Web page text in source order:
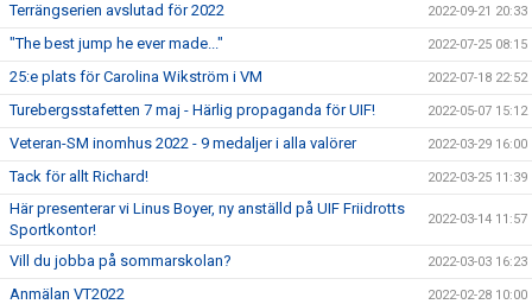
Terrängserien avslutad för 2022 2022-09-21 20:33
"The best jump he ever made..." 2022-07-25 08:15
25:e plats för Carolina Wikström i VM 2022-07-18 22:52
Turebergsstafetten 7 maj - Härlig propaganda för UIF! 2022-05-07 15:12
Veteran-SM inomhus 2022 - 9 medaljer i alla valörer 2022-03-29 16:00
Tack för allt Richard! 2022-03-25 11:39
Här presenterar vi Linus Boyer, ny anställd på UIF Friidrotts
Sportkontor!
2022-03-14 11:57
Vill du jobba på sommarskolan? 2022-03-03 16:23
Anmälan VT2022 2022-02-28 10:00